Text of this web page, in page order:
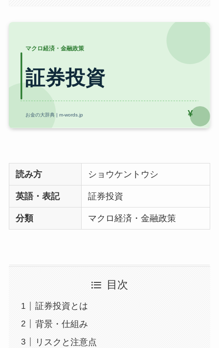
読み方 ショウケントウシ
英語・表記 証券投資
分類 マクロ経済・金融政策
目次
証券投資とは
背景・仕組み
リスクと注意点